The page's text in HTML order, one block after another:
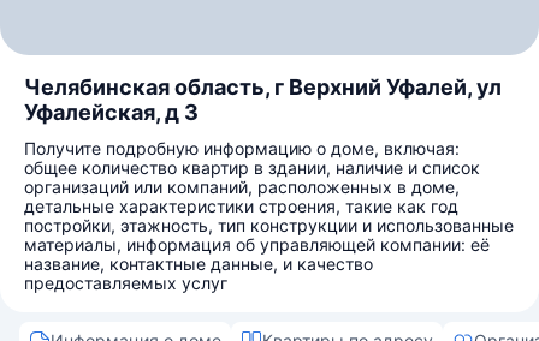
Челябинская область, г Верхний Уфалей, ул
Уфалейская, д 3
Получите подробную информацию о доме, включая:
общее количество квартир в здании, наличие и список
организаций или компаний, расположенных в доме,
детальные характеристики строения, такие как год
постройки, этажность, тип конструкции и использованные
материалы, информация об управляющей компании: её
название, контактные данные, и качество
предоставляемых услуг